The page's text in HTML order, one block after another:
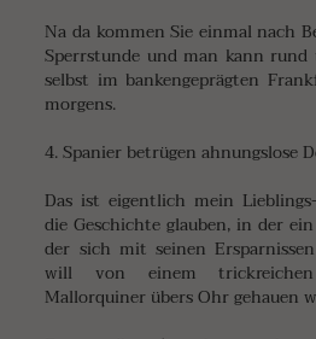
Na da kommen Sie einmal nach
Sperrstunde und man kann
selbst im bankengeprägten
morgens.
4. Spanier betrügen ahnungslose
Das ist eigentlich mein
die Geschichte glauben, in der
der sich mit seinen
will von einem
Mallorquiner übers Ohr gehauen